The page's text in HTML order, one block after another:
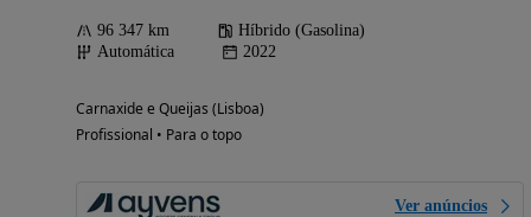
96 347 km
Híbrido (Gasolina)
Automática
2022
Carnaxide e Queijas (Lisboa)
Profissional • Para o topo
Ver anúncios